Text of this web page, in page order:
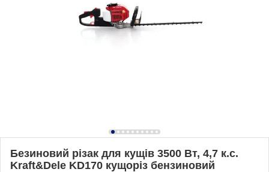
Безиновий різак для кущів 3500 Вт, 4,7 к.с.
Kraft&Dele KD170 кущоріз бензиновий